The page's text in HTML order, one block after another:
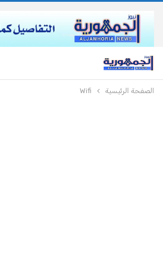
الصفحة الرئيسية Wifi